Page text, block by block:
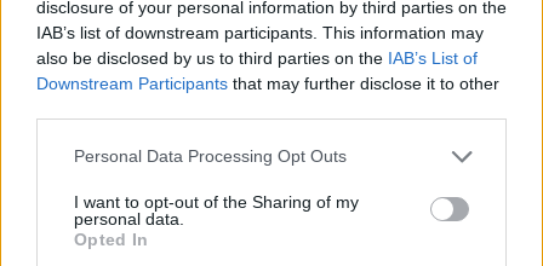
disclosure of your personal information by third parties on the
IAB’s list of downstream participants. This information may
also be disclosed by us to third parties on the IAB’s List of
Downstream Participants that may further disclose it to other
Please note that this website/app uses one or more Google
not limited to your visit or usage behaviour. You may click to
grant or deny consent to Google and its third-party tags to
use your data for below specified purposes in below Google
Personal Data Processing Opt Outs
I want to opt-out of the Sharing of my
personal data.
Opted In
Υπενθυμίζεται ότι το πελατειακό κράτος στην
Ελλάδα και την κυβέρνηση Μητσοτάκη έχει
απασχολήσει και διεθνή μέσα ενημέρωσης.
ενώ όπως ανέφερε ποτέ άλλοτε δεν υπήρχαν στην
Ελλάδα τόσοι πολλοί μετακλητοί «ο Μητσοτάκης
είναι χειρότερος από όλους τους προκατόχους